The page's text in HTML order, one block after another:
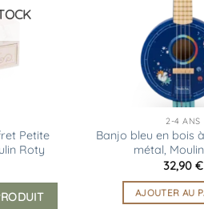
Petite
Roty
2-4 ANS
Banjo bleu en bois
métal,
32,90 €
AJOUTER AU